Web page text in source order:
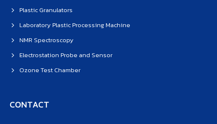
Plastic Granulators
Laboratory Plastic Processing Machine
NMR Spectroscopy
Electrostation Probe and Sensor
Ozone Test Chamber
CONTACT